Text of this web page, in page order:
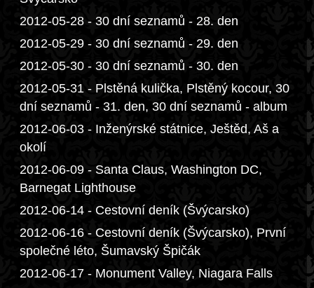
2012-05-28 - 30 dní seznamů - 28. den
2012-05-29 - 30 dní seznamů - 29. den
2012-05-30 - 30 dní seznamů - 30. den
2012-05-31 - Plstěná kulička, Plstěný kocour, 30
dní seznamů - 31. den, 30 dní seznamů - album
2012-06-03 - Inženýrské státnice, Ještěd, Aš a
okolí
2012-06-09 - Santa Claus, Washington DC,
Barnegat Lighthouse
2012-06-14 - Cestovní deník (Švýcarsko)
2012-06-16 - Cestovní deník (Švýcarsko), První
společné léto, Šumavský Špičák
2012-06-17 - Monument Valley, Niagara Falls